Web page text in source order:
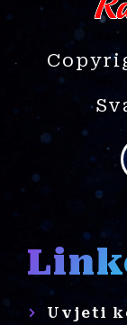
Uvjeti